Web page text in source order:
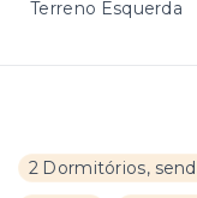
2 Dormitórios,
Terreno Esquerda